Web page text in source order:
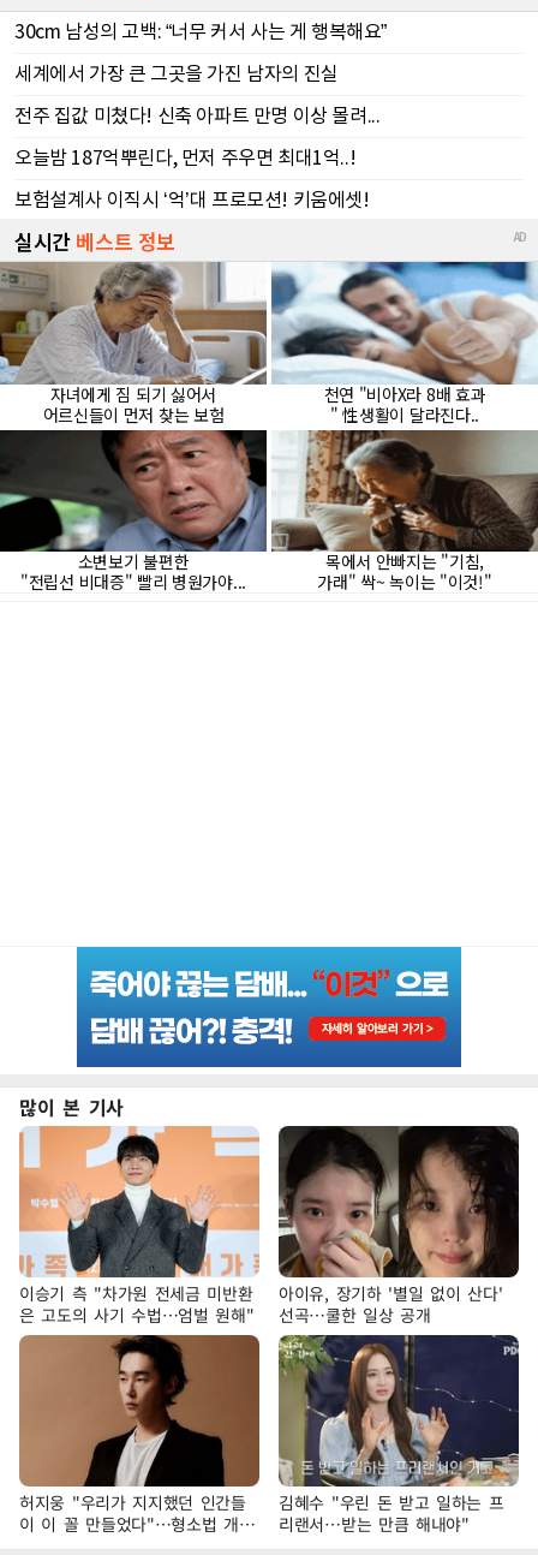
많이 본 기사
이승기 측 "차가원 전세금 미반환
은 고도의 사기 수법…엄벌 원해"
아이유, 장기하 '별일 없이 산다'
선곡…쿨한 일상 공개
허지웅 "우리가 지지했던 인간들
이 이 꼴 만들었다"…형소법 개정
에 격한 반응
김혜수 "우린 돈 받고 일하는 프
리랜서…받는 만큼 해내야"